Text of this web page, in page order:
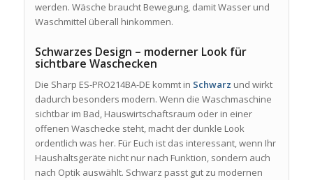
werden. Wäsche braucht Bewegung, damit Wasser und
Waschmittel überall hinkommen.
Schwarzes Design – moderner Look für
sichtbare Waschecken
Die Sharp ES-PRO214BA-DE kommt in Schwarz und wirkt
dadurch besonders modern. Wenn die Waschmaschine
sichtbar im Bad, Hauswirtschaftsraum oder in einer
offenen Waschecke steht, macht der dunkle Look
ordentlich was her. Für Euch ist das interessant, wenn Ihr
Haushaltsgeräte nicht nur nach Funktion, sondern auch
nach Optik auswählt. Schwarz passt gut zu modernen